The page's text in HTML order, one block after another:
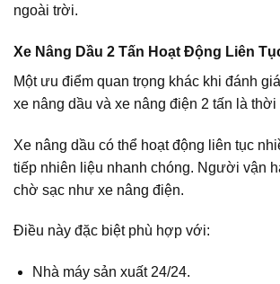
ngoài trời.
Xe Nâng Dầu 2 Tấn Hoạt Động Liên
Một ưu điểm quan trọng khác khi đánh
xe nâng dầu và xe nâng điện 2 tấn là thời
Xe nâng dầu có thể hoạt động liên tục
tiếp nhiên liệu nhanh chóng. Người vận
chờ sạc như xe nâng điện.
Điều này đặc biệt phù hợp với:
Nhà máy sản xuất 24/24.